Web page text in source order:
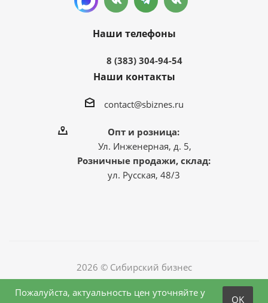
Наши телефоны
8 (383) 304-94-54
Наши контакты
contact@sbiznes.ru
Опт и розница:
Ул. Инженерная, д. 5,
Розничные продажи, склад:
ул. Русская, 48/3
2026 © Сибирский бизнес
Пожалуйста, актуальность цен уточняйте у
OK